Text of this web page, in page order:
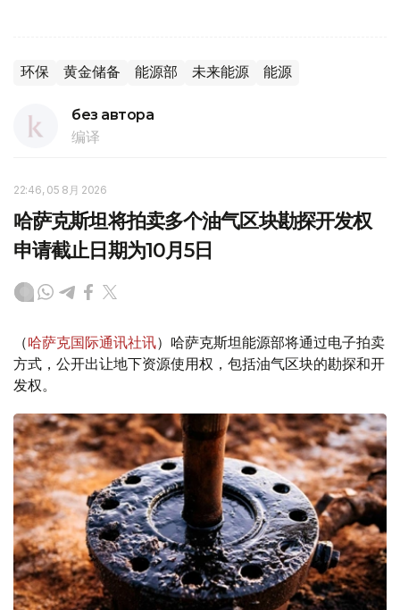
环保 黄金储备 能源部 未来能源 能源
без автора
编译
22:46, 05 8月 2026
哈萨克斯坦将拍卖多个油气区块勘探开发权
申请截止日期为10月5日
（哈萨克国际通讯社讯）哈萨克斯坦能源部将通过电子拍卖
方式，公开出让地下资源使用权，包括油气区块的勘探和开
发权。